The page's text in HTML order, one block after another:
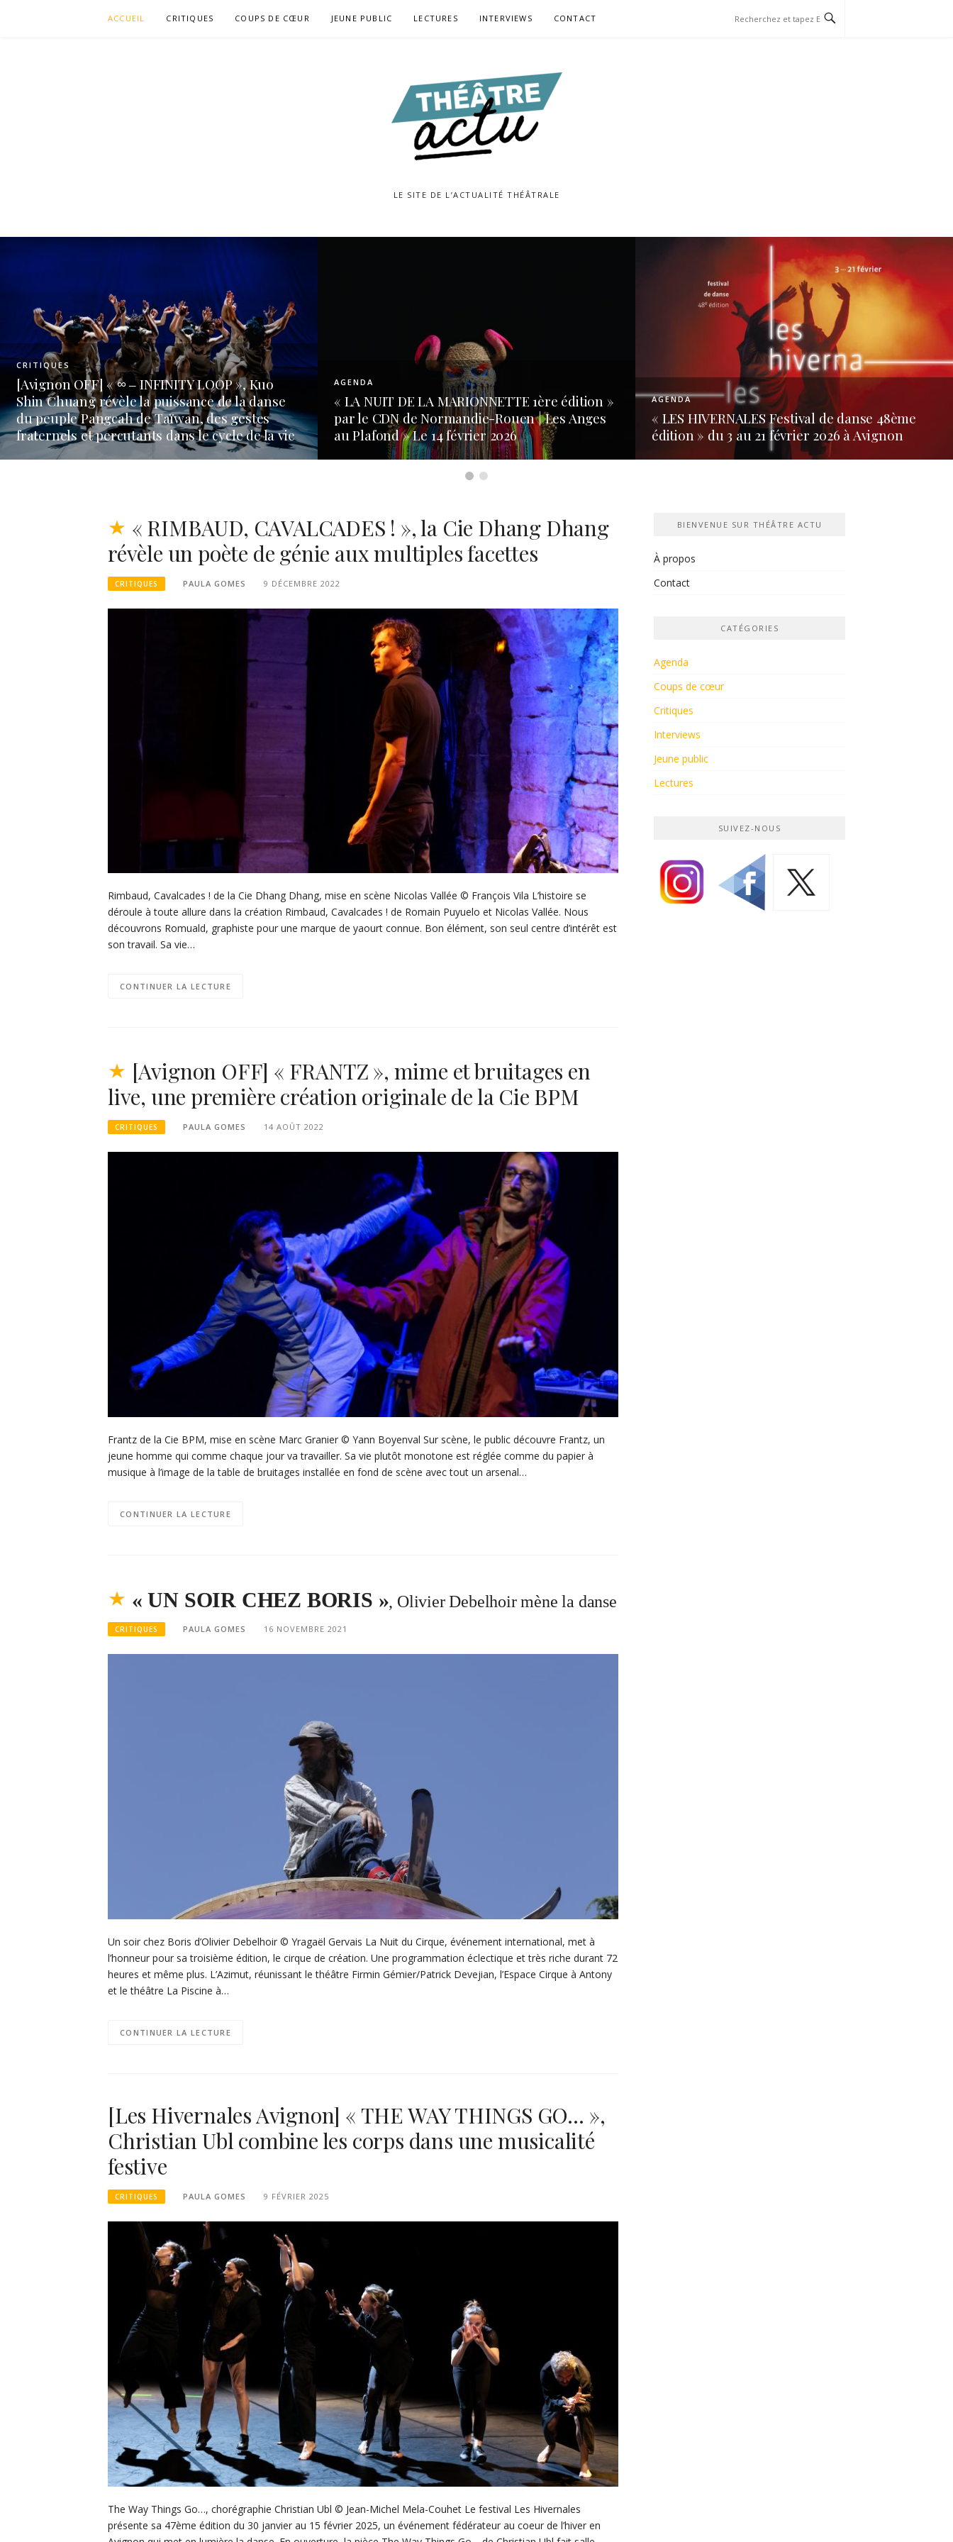
ACCUEIL CRITIQUES COUPS DE CŒUR JEUNE PUBLIC LECTURES INTERVIEWS CONTACT
LE SITE DE L’ACTUALITÉ THÉÂTRALE
AGENDA
« LA NUIT DE LA MARIONNETTE 1ère édition »
par le CDN de Normandie-Rouen | Les Anges
au Plafond » Le 14 février 2026
AGENDA
« LES HIVERNALES Festival de danse 48ème
édition » du 3 au 21 février 2026 à Avignon
COUPS DE CŒUR
[Avignon IN] « GAHUGU GATO (PETIT
oeuvre des porteurs de l’Histoire du
rwandais, des voix engagées pour le vivre
ensemble
« RIMBAUD, CAVALCADES ! », la Cie Dhang Dhang
révèle un poète de génie aux multiples facettes
CRITIQUES PAULA GOMES 9 DÉCEMBRE 2022
Rimbaud, Cavalcades ! de la Cie Dhang Dhang, mise en scène Nicolas Vallée © François Vila L’histoire se
déroule à toute allure dans la création Rimbaud, Cavalcades ! de Romain Puyuelo et Nicolas Vallée. Nous
découvrons Romuald, graphiste pour une marque de yaourt connue. Bon élément, son seul centre d’intérêt est
son travail. Sa vie…
CONTINUER LA LECTURE
[Avignon OFF] « FRANTZ », mime et bruitages en
live, une première création originale de la Cie BPM
CRITIQUES PAULA GOMES 14 AOÛT 2022
Frantz de la Cie BPM, mise en scène Marc Granier © Yann Boyenval Sur scène, le public découvre Frantz, un
jeune homme qui comme chaque jour va travailler. Sa vie plutôt monotone est réglée comme du papier à
musique à l’image de la table de bruitages installée en fond de scène avec tout un arsenal…
CONTINUER LA LECTURE
« UN SOIR CHEZ BORIS », Olivier Debelhoir mène la danse
CRITIQUES PAULA GOMES 16 NOVEMBRE 2021
Un soir chez Boris d’Olivier Debelhoir © Yragaël Gervais La Nuit du Cirque, événement international, met à
l’honneur pour sa troisième édition, le cirque de création. Une programmation éclectique et très riche durant 72
heures et même plus. L’Azimut, réunissant le théâtre Firmin Gémier/Patrick Devejian, l’Espace Cirque à Antony
et le théâtre La Piscine à…
CONTINUER LA LECTURE
[Les Hivernales Avignon] « THE WAY THINGS GO… »,
Christian Ubl combine les corps dans une musicalité
festive
CRITIQUES PAULA GOMES 9 FÉVRIER 2025
The Way Things Go…, chorégraphie Christian Ubl © Jean-Michel Mela-Couhet Le festival Les Hivernales
présente sa 47ème édition du 30 janvier au 15 février 2025, un événement fédérateur au coeur de l’hiver en
BIENVENUE SUR THÉÂTRE ACTU
À propos
Contact
CATÉGORIES
Agenda
Coups de cœur
Critiques
Interviews
Jeune public
Lectures
SUIVEZ-NOUS